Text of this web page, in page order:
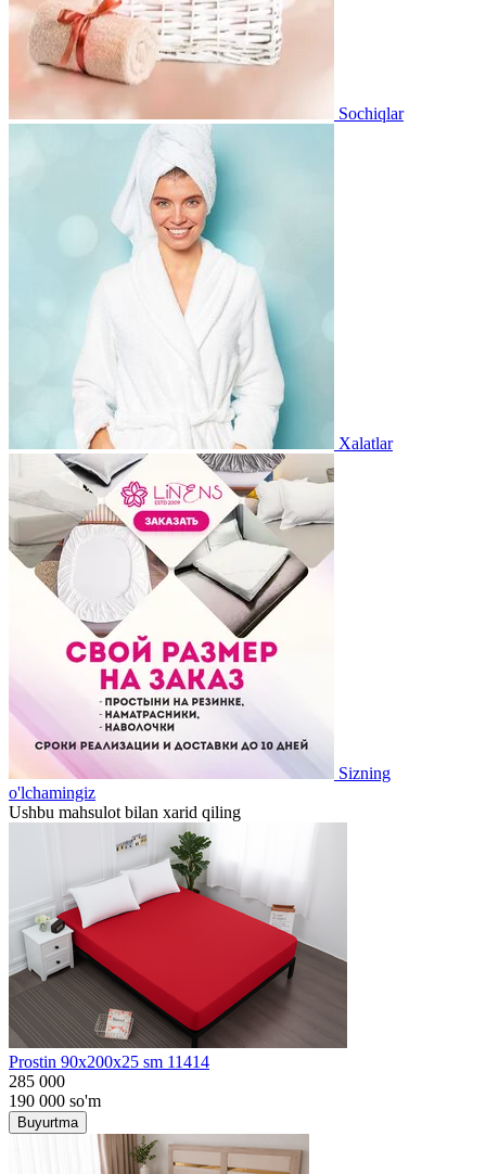
Sochiqlar
Xalatlar
Sizning
o'lchamingiz
Ushbu mahsulot bilan xarid qiling
Prostin 90x200x25 sm 11414
285 000
190 000 so'm
Buyurtma